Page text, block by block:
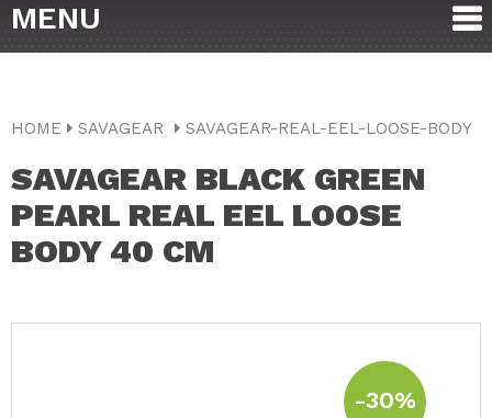
MENU
HOME SAVAGEAR SAVAGEAR-REAL-EEL-LOOSE-BODY
SAVAGEAR BLACK GREEN
PEARL REAL EEL LOOSE
BODY 40 CM
-30%